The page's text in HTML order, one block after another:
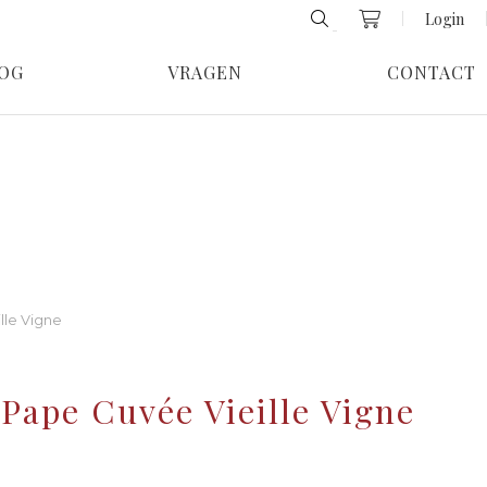
Login
VRAGEN CONTACT
Vigne
Cuvée Vieille Vigne